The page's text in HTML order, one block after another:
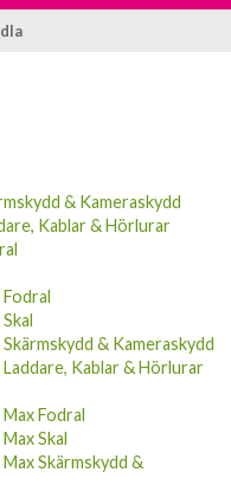
& Kameraskydd
Kablar & Hörlurar
& Kameraskydd
Kablar & Hörlurar
Fodral
Skal
Skärmskydd &